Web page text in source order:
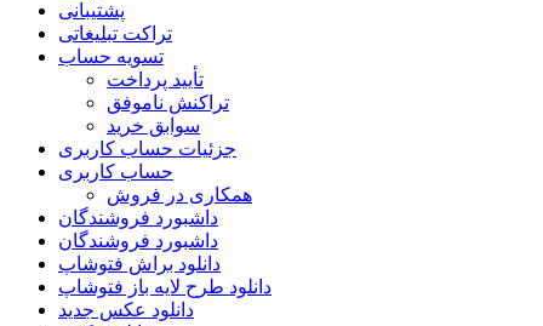
پشتیبانی
تراکت تبلیغاتی
تسویه حساب
تأیید پرداخت
تراکنش ناموفق
سوابق خرید
جزئیات حساب کاربری
حساب کاربری
همکاری در فروش
داشبورد فروشندگان
داشبورد فروشندگان
دانلود براش فتوشاپ
دانلود طرح لایه باز فتوشاپ
دانلود عکس جدید